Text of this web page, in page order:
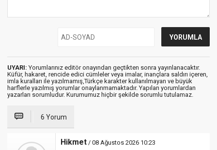
UYARI: Yorumlarınız editör onayından geçtikten sonra yayınlanacaktır.
Küfür, hakaret, rencide edici cümleler veya imalar, inançlara saldırı içeren,
imla kuralları ile yazılmamış,Türkçe karakter kullanılmayan ve büyük
harflerle yazılmış yorumlar onaylanmamaktadır. Yapılan yorumlardan
yazarları sorumludur. Kurumumuz hiçbir şekilde sorumlu tutulamaz.
6 Yorum
Hikmet / 08 Ağustos 2026 10:23